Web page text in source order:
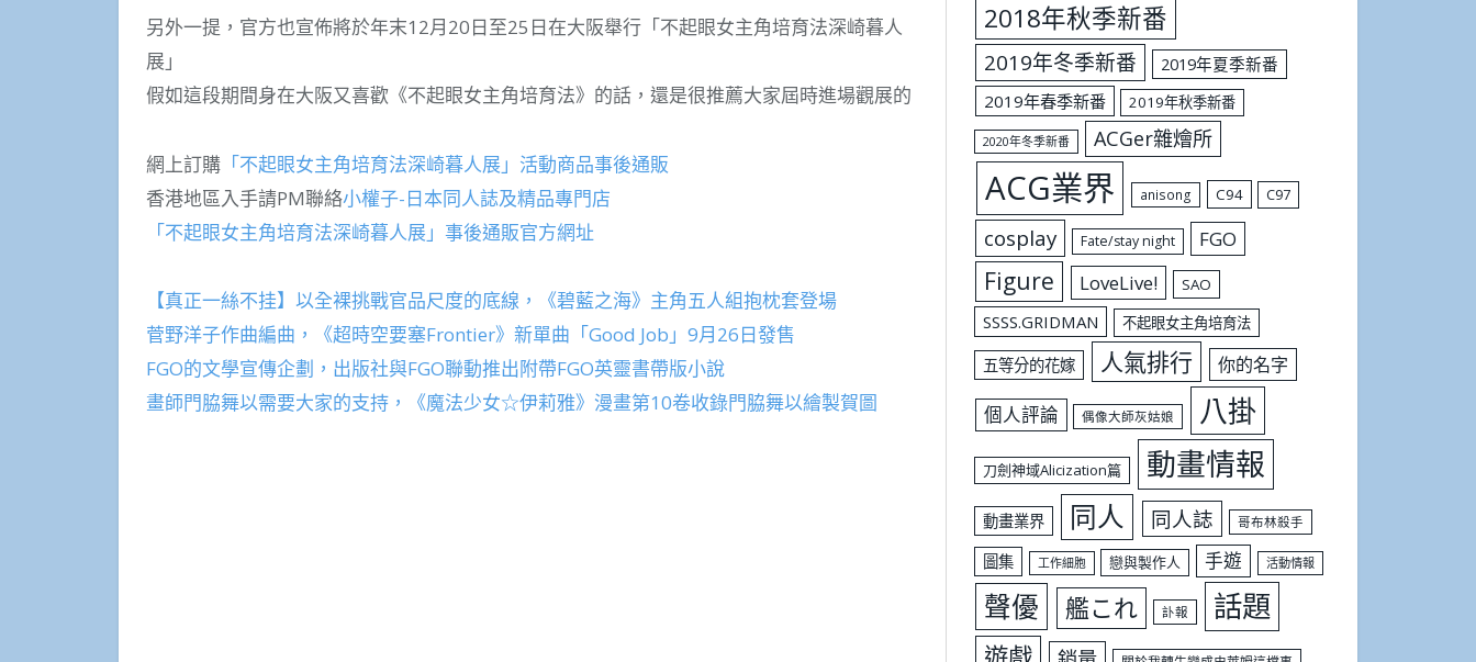
另外一提，官方也宣佈將於年末12月20日至25日在大阪舉行「不起眼女主角培育法深崎暮人
展」
假如這段期間身在大阪又喜歡《不起眼女主角培育法》的話，還是很推薦大家屆時進場觀展的
網上訂購 「不起眼女主角培育法深崎暮人展」活動商品事後通販
香港地區入手請PM聯絡小權子-日本同人誌及精品專門店
「不起眼女主角培育法深崎暮人展」事後通販官方網址
【真正一絲不挂】以全裸挑戰官品尺度的底線，《碧藍之海》主角五人組抱枕套登場
菅野洋子作曲編曲，《超時空要塞Frontier》新單曲「Good Job」9月26日發售
FGO的文學宣傳企劃，出版社與FGO聯動推出附帶FGO英靈書帶版小說
畫師門脇舞以需要大家的支持，《魔法少女☆伊莉雅》漫畫第10卷收錄門脇舞以繪製賀圖
2018年秋季新番
2019年冬季新番
2019年夏季新番
2019年春季新番
2019年秋季新番
2020年冬季新番 ACGer雜燴所
ACG業界 anisong C94 C97
cosplay Fate/stay night FGO
Figure LoveLive! SAO
SSSS.GRIDMAN 不起眼女主角培育法
五等分的花嫁 人氣排行 你的名字
個人評論 偶像大師灰姑娘 八掛
刀劍神域Alicization篇 動畫情報
動畫業界 同人 同人誌 哥布林殺手
圖集 工作細胞 戀與製作人 手遊 活動情報
聲優 艦これ 訃報 話題